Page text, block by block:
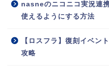
nasneのニコニコ実況連
使えるようにする方法
【ロスフラ】復刻イベン
攻略